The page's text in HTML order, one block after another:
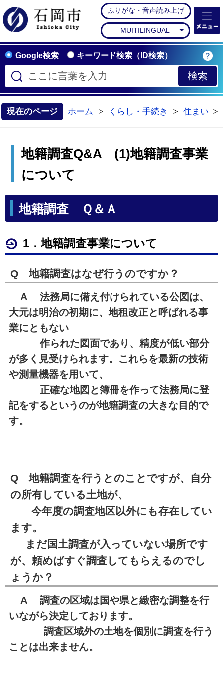
石岡市公式ホームペー
ふりがな・音声読み上げ
MUITILINGUAL
Google検索 キーワード検索（ID検索）
現在のページ ホーム
くらし・手続き
住まい
地籍調査Q&A (1)地籍調査事業
について
地籍調査 Ｑ＆Ａ
1．地籍調査事業について
Q 地籍調査はなぜ行うのですか？
A 法務局に備え付けられている公図は、
大元は明治の初期に、地租改正と呼ばれる事
業にともない
作られた図面であり、精度が低い部分
が多く見受けられます。これらを最新の技術
や測量機器を用いて、
正確な地図と簿冊を作って法務局に登
記をするというのが地籍調査の大きな目的で
す。
Q 地籍調査を行うとのことですが、自分
の所有している土地が、
今年度の調査地区以外にも存在してい
ます。
まだ国土調査が入っていない場所です
が、頼めばすぐ調査してもらえるのでし
ょうか？
A 調査の区域は国や県と緻密な調整を行
いながら決定しております。
調査区域外の土地を個別に調査を行う
ことは出来ません。